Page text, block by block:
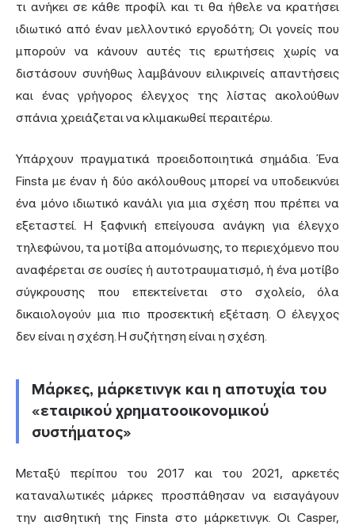
τι ανήκει σε κάθε προφίλ και τι θα ήθελε να κρατήσει
ιδιωτικό από έναν μελλοντικό εργοδότη; Οι γονείς που
μπορούν να κάνουν αυτές τις ερωτήσεις χωρίς να
διστάσουν συνήθως λαμβάνουν ειλικρινείς απαντήσεις
και ένας γρήγορος έλεγχος της λίστας ακολούθων
σπάνια χρειάζεται να κλιμακωθεί περαιτέρω.
Υπάρχουν πραγματικά προειδοποιητικά σημάδια. Ένα
Finsta με έναν ή δύο ακόλουθους μπορεί να υποδεικνύει
ένα μόνο ιδιωτικό κανάλι για μια σχέση που πρέπει να
εξεταστεί. Η ξαφνική επείγουσα ανάγκη για έλεγχο
τηλεφώνου, τα μοτίβα απομόνωσης, το περιεχόμενο που
αναφέρεται σε ουσίες ή αυτοτραυματισμό, ή ένα μοτίβο
σύγκρουσης που επεκτείνεται στο σχολείο, όλα
δικαιολογούν μια πιο προσεκτική εξέταση. Ο έλεγχος
δεν είναι η σχέση. Η συζήτηση είναι η σχέση.
Μάρκες, μάρκετινγκ και η αποτυχία του
«εταιρικού χρηματοοικονομικού
συστήματος»
Μεταξύ περίπου του 2017 και του 2021, αρκετές
καταναλωτικές μάρκες προσπάθησαν να εισαγάγουν
την αισθητική της Finsta στο μάρκετινγκ. Οι Casper,